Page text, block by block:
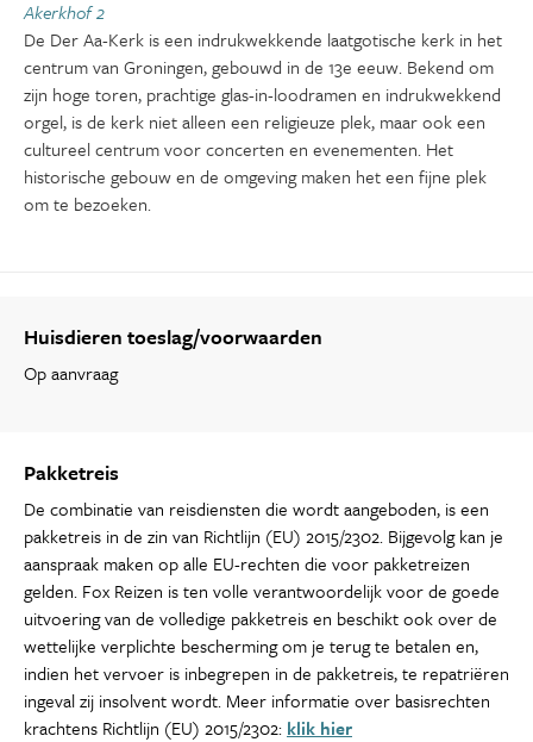
Akerkhof 2
De Der Aa-Kerk is een indrukwekkende laatgotische kerk in het
centrum van Groningen, gebouwd in de 13e eeuw. Bekend om
zijn hoge toren, prachtige glas-in-loodramen en indrukwekkend
orgel, is de kerk niet alleen een religieuze plek, maar ook een
cultureel centrum voor concerten en evenementen. Het
historische gebouw en de omgeving maken het een fijne plek
om te bezoeken.
Huisdieren toeslag/voorwaarden
Op aanvraag
Pakketreis
De combinatie van reisdiensten die wordt aangeboden, is een
pakketreis in de zin van Richtlijn (EU) 2015/2302. Bijgevolg kan je
aanspraak maken op alle EU-rechten die voor pakketreizen
gelden. Fox Reizen is ten volle verantwoordelijk voor de goede
uitvoering van de volledige pakketreis en beschikt ook over de
wettelijke verplichte bescherming om je terug te betalen en,
indien het vervoer is inbegrepen in de pakketreis, te repatriëren
ingeval zij insolvent wordt. Meer informatie over basisrechten
krachtens Richtlijn (EU) 2015/2302: klik hier